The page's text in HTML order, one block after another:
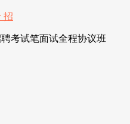
考试笔面试全程协议班